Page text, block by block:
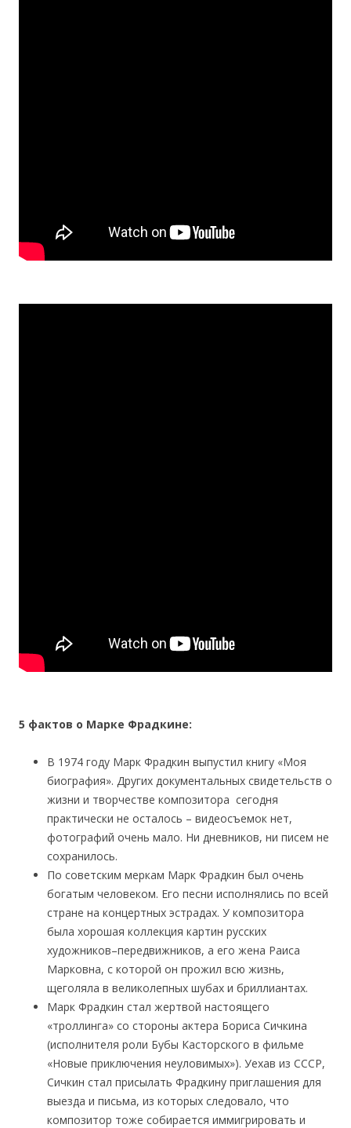
5 фактов о Марке Фрадкине:
В 1974 году Марк Фрадкин выпустил книгу «Моя
биография». Других документальных свидетельств о
жизни и творчестве композитора сегодня
практически не осталось – видеосъемок нет,
фотографий очень мало. Ни дневников, ни писем не
сохранилось.
По советским меркам Марк Фрадкин был очень
богатым человеком. Его песни исполнялись по всей
стране на концертных эстрадах. У композитора
была хорошая коллекция картин русских
художников–передвижников, а его жена Раиса
Марковна, с которой он прожил всю жизнь,
щеголяла в великолепных шубах и бриллиантах.
Марк Фрадкин стал жертвой настоящего
«троллинга» со стороны актера Бориса Сичкина
(исполнителя роли Бубы Касторского в фильме
«Новые приключения неуловимых»). Уехав из СССР,
Сичкин стал присылать Фрадкину приглашения для
выезда и письма, из которых следовало, что
композитор тоже собирается иммигрировать и